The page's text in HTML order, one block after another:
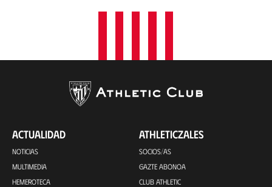
ACTUALIDAD
NOTICIAS
MULTIMEDIA
HEMEROTECA
ATHLETICZALES
SOCIOS/AS
GAZTE ABONOA
CLUB ATHLETIC